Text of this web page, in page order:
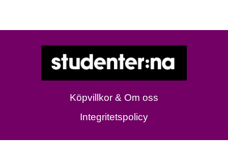
Köpvillkor & Om oss
Integritetspolicy